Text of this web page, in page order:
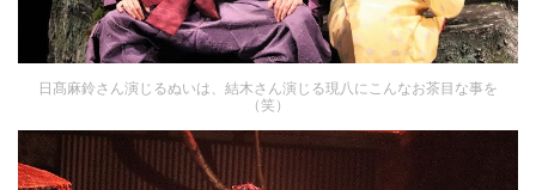
日髙麻鈴さん演じるぬいは、結木さん演じる現八にこんなお茶目な事を
（笑）